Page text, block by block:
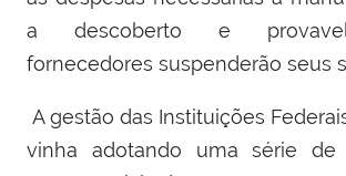
a descoberto e
fornecedores suspenderão seus
A gestão das Instituições
vinha adotando uma série de